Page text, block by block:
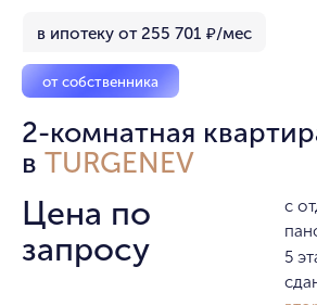
2-комнатная
в TURGENEV
в ипотеку от 255 701 ₽/мес
от собственника
Цена по
запросу
с
5